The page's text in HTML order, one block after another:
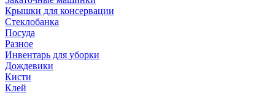
Крышки для консервации
Стеклобанка
Посуда
Разное
Инвентарь для уборки
Дождевики
Кисти
Клей